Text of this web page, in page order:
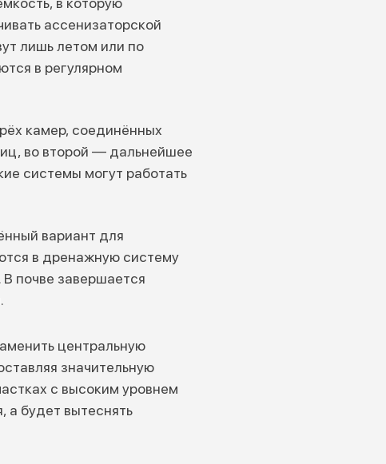
ассенизаторской
лишь летом или по
в регулярном
камер, соединённых
во второй — дальнейшее
системы могут работать
вариант для
в дренажную систему
почве завершается
центральную
значительную
с высоким уровнем
а будет вытеснять